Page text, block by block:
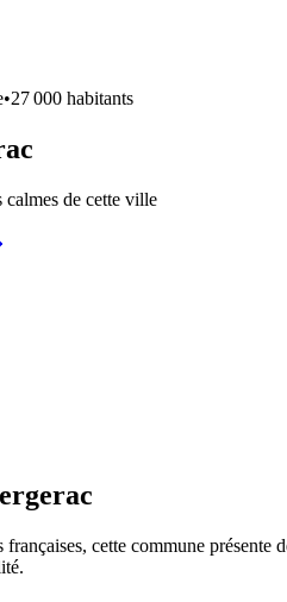
•27 000 habitants
de cette ville
cette commune présente